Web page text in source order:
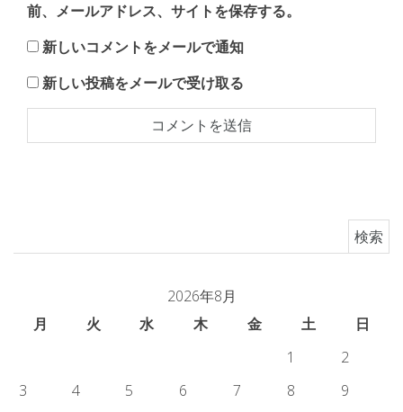
前、メールアドレス、サイトを保存する。
新しいコメントをメールで通知
新しい投稿をメールで受け取る
2026年8月
月
火 水 木 金 土
日
1
2
3
4 5 6 7 8
9